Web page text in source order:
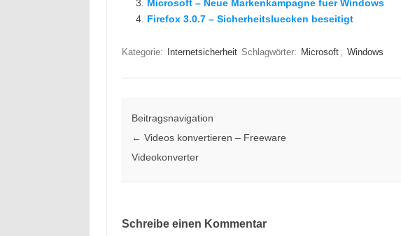
Microsoft – Neue Markenkampagne fuer Windows
Firefox 3.0.7 – Sicherheitsluecken beseitigt
Kategorie: Internetsicherheit Schlagwörter: Microsoft , Windows
Beitragsnavigation
← Videos konvertieren – Freeware
Videokonverter
Schreibe einen Kommentar